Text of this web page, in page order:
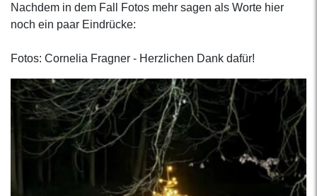
Nachdem in dem Fall Fotos mehr sagen als Worte hier
noch ein paar Eindrücke:
Fotos: Cornelia Fragner - Herzlichen Dank dafür!